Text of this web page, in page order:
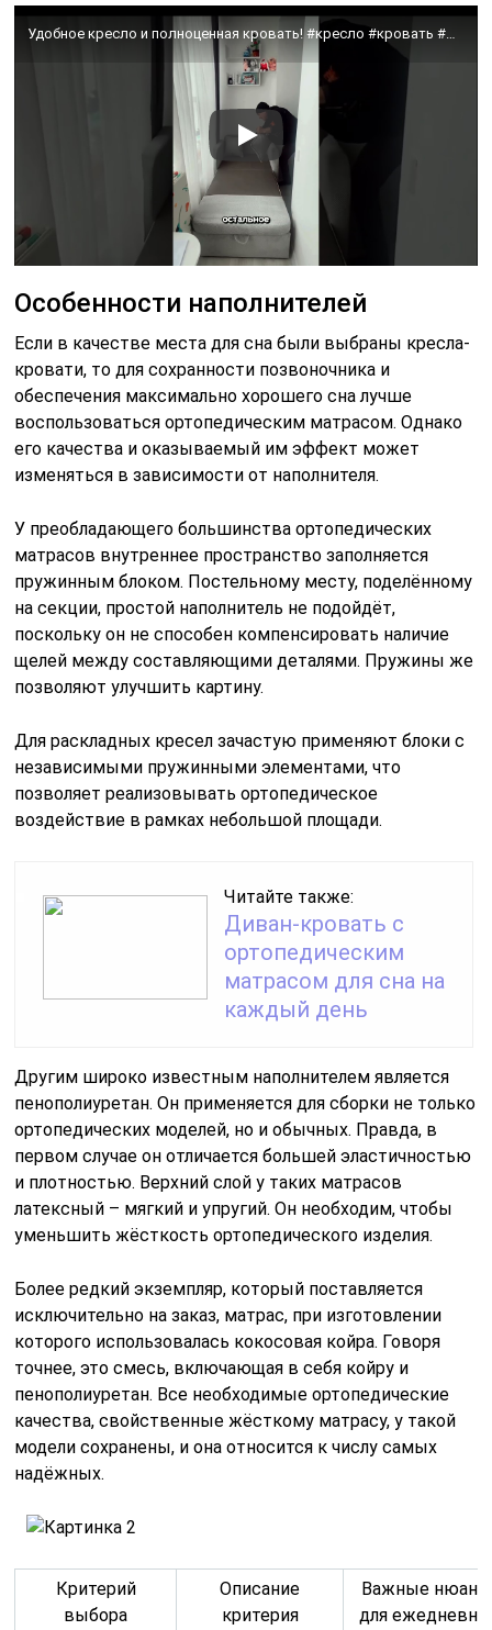
Особенности наполнителей
Если в качестве места для сна были выбраны кресла-
кровати, то для сохранности позвоночника и
обеспечения максимально хорошего сна лучше
воспользоваться ортопедическим матрасом. Однако
его качества и оказываемый им эффект может
изменяться в зависимости от наполнителя.
У преобладающего большинства ортопедических
матрасов внутреннее пространство заполняется
пружинным блоком. Постельному месту, поделённому
на секции, простой наполнитель не подойдёт,
поскольку он не способен компенсировать наличие
щелей между составляющими деталями. Пружины же
позволяют улучшить картину.
Для раскладных кресел зачастую применяют блоки с
независимыми пружинными элементами, что
позволяет реализовывать ортопедическое
воздействие в рамках небольшой площади.
Читайте также:
Диван-кровать с
ортопедическим
матрасом для сна на
каждый день
Другим широко известным наполнителем является
пенополиуретан. Он применяется для сборки не только
ортопедических моделей, но и обычных. Правда, в
первом случае он отличается большей эластичностью
и плотностью. Верхний слой у таких матрасов
латексный – мягкий и упругий. Он необходим, чтобы
уменьшить жёсткость ортопедического изделия.
Более редкий экземпляр, который поставляется
исключительно на заказ, матрас, при изготовлении
которого использовалась кокосовая койра. Говоря
точнее, это смесь, включающая в себя койру и
пенополиуретан. Все необходимые ортопедические
качества, свойственные жёсткому матрасу, у такой
модели сохранены, и она относится к числу самых
надёжных.
Критерий
выбора
Описание
критерия
Важные
для